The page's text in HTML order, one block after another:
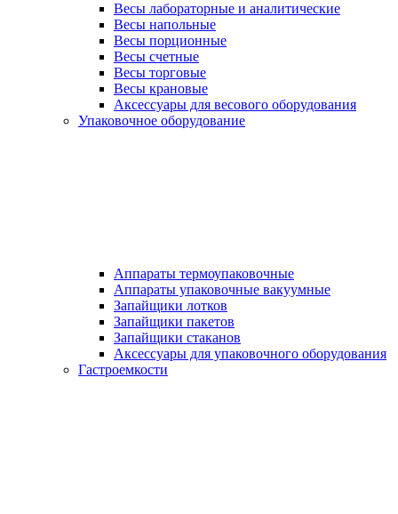
Весы лабораторные и аналитические
Весы напольные
Весы порционные
Весы счетные
Весы торговые
Весы крановые
Аксессуары для весового оборудования
Упаковочное оборудование
Аппараты термоупаковочные
Аппараты упаковочные вакуумные
Запайщики лотков
Запайщики пакетов
Запайщики стаканов
Аксессуары для упаковочного оборудования
Гастроемкости